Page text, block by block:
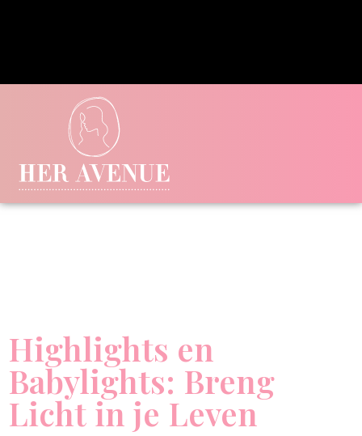
Highlights en
Babylights: Breng
Licht in je Leven